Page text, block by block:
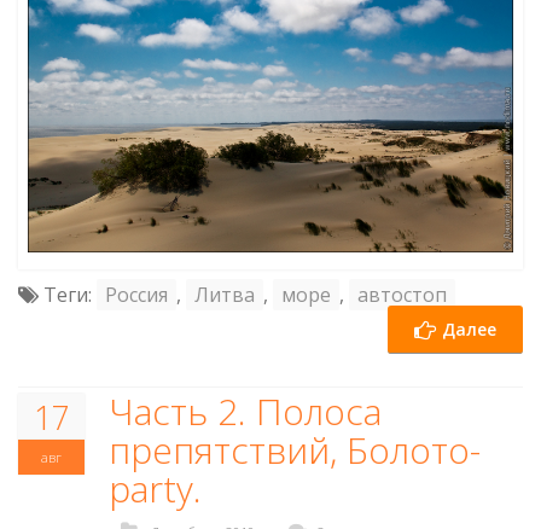
Теги: Россия , Литва , море , автостоп
Далее
17
авг
Часть 2. Полоса
препятствий, Болото-
party.